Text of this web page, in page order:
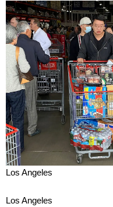
Los Angeles
Los Angeles